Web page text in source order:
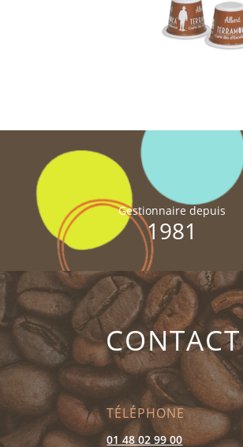
Gestionnaire depuis
1981
TÉLÉPHONE
01 48 02 99 00